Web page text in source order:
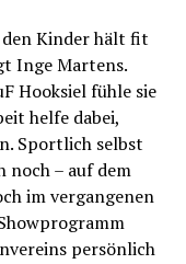
den Kinder hält fit
Inge Martens.
Hooksiel fühle sie
helfe dabei,
Sportlich selbst
noch – auf dem
im vergangenen
persönlich